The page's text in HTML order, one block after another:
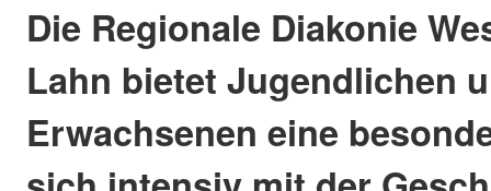
Die Regionale Diakonie
Lahn bietet Jugendlichen
Erwachsenen eine